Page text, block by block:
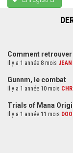
Comment retrouver
Il y a 1 année 8 mois JEAN
Gunnm, le combat
Il y a 1 année 10 mois
Trials of Mana
Il y a 1 année 11 mois